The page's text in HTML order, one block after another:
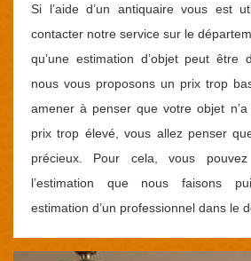
Si l’aide d’un antiquaire vous est
contacter notre service sur le
qu’une estimation d’objet peut être
nous vous proposons un prix trop
amener à penser que votre objet
prix trop élevé, vous allez penser
précieux. Pour cela, vous
l’estimation que nous faisons
estimation d’un professionnel dans le